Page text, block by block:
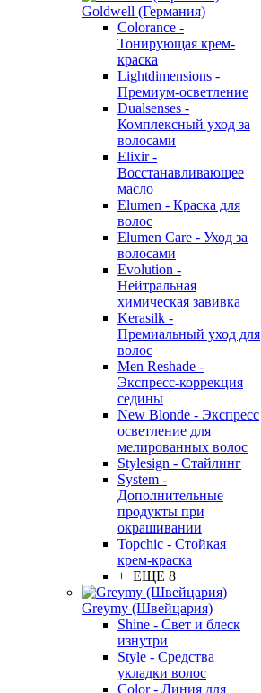
Goldwell (Германия)
Colorance -
Тонирующая крем-
краска
Lightdimensions -
Премиум-осветление
Dualsenses -
Комплексный уход за
волосами
Elixir -
Восстанавливающее
масло
Elumen - Краска для
волос
Elumen Care - Уход за
волосами
Evolution -
Нейтральная
химическая завивка
Kerasilk -
Премиальный уход для
волос
Men Reshade -
Экспресс-коррекция
седины
New Blonde - Экспресс
осветление для
мелированных волос
Stylesign - Стайлинг
System -
Дополнительные
продукты при
окрашивании
Topchic - Стойкая
крем-краска
+ ЕЩЕ 8
Greymy (Швейцария)
Shine - Свет и блеск
изнутри
Style - Средства
укладки волос
Color - Линия для